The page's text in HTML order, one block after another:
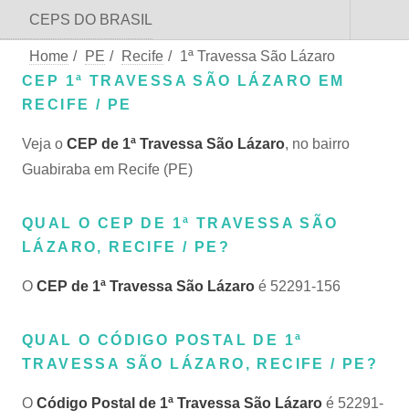
CEPS DO BRASIL
Home / PE / Recife / 1ª Travessa São Lázaro
CEP 1ª TRAVESSA SÃO LÁZARO EM
RECIFE / PE
Veja o CEP de 1ª Travessa São Lázaro, no bairro
Guabiraba em Recife (PE)
QUAL O CEP DE 1ª TRAVESSA SÃO
LÁZARO, RECIFE / PE?
O CEP de 1ª Travessa São Lázaro é 52291-156
QUAL O CÓDIGO POSTAL DE 1ª
TRAVESSA SÃO LÁZARO, RECIFE / PE?
O Código Postal de 1ª Travessa São Lázaro é 52291-